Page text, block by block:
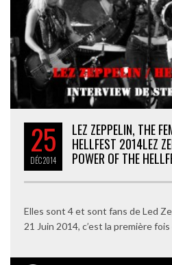
25
DÉC2014
LEZ ZEPPELIN, THE
HELLFEST 2014LEZ
POWER OF THE
Elles sont 4 et sont fans de Led
21 Juin 2014, c’est la première